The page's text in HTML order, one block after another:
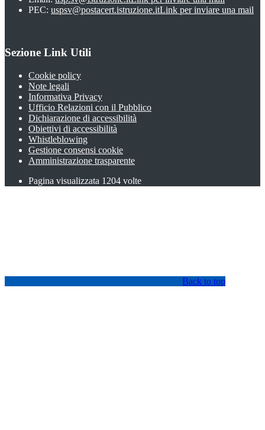
PEC: uspsv@postacert.istruzione.itLink per inviare una mail
Sezione Link Utili
Cookie policy
Note legali
Informativa Privacy
Ufficio Relazioni con il Pubblico
Dichiarazione di accessibilità
Obiettivi di accessibilità
Whistleblowing
Gestione consensi cookie
Amministrazione trasparente
Pagina visualizzata 1204 volte
Back to top